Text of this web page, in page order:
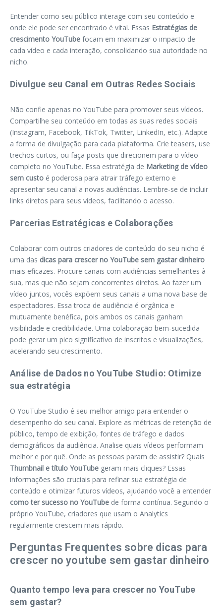
Entender como seu público interage com seu conteúdo e
onde ele pode ser encontrado é vital. Essas Estratégias de
crescimento YouTube focam em maximizar o impacto de
cada vídeo e cada interação, consolidando sua autoridade no
nicho.
Divulgue seu Canal em Outras Redes Sociais
Não confie apenas no YouTube para promover seus vídeos.
Compartilhe seu conteúdo em todas as suas redes sociais
(Instagram, Facebook, TikTok, Twitter, LinkedIn, etc.). Adapte
a forma de divulgação para cada plataforma. Crie teasers, use
trechos curtos, ou faça posts que direcionem para o vídeo
completo no YouTube. Essa estratégia de Marketing de vídeo
sem custo é poderosa para atrair tráfego externo e
apresentar seu canal a novas audiências. Lembre-se de incluir
links diretos para seus vídeos, facilitando o acesso.
Parcerias Estratégicas e Colaborações
Colaborar com outros criadores de conteúdo do seu nicho é
uma das dicas para crescer no YouTube sem gastar dinheiro
mais eficazes. Procure canais com audiências semelhantes à
sua, mas que não sejam concorrentes diretos. Ao fazer um
vídeo juntos, vocês expõem seus canais a uma nova base de
espectadores. Essa troca de audiência é orgânica e
mutuamente benéfica, pois ambos os canais ganham
visibilidade e credibilidade. Uma colaboração bem-sucedida
pode gerar um pico significativo de inscritos e visualizações,
acelerando seu crescimento.
Análise de Dados no YouTube Studio: Otimize
sua estratégia
O YouTube Studio é seu melhor amigo para entender o
desempenho do seu canal. Explore as métricas de retenção de
público, tempo de exibição, fontes de tráfego e dados
demográficos da audiência. Analise quais vídeos performam
melhor e por quê. Onde as pessoas param de assistir? Quais
Thumbnail e título YouTube geram mais cliques? Essas
informações são cruciais para refinar sua estratégia de
conteúdo e otimizar futuros vídeos, ajudando você a entender
como ter sucesso no YouTube de forma contínua. Segundo o
próprio YouTube, criadores que usam o Analytics
regularmente crescem mais rápido.
Perguntas Frequentes sobre dicas para
crescer no youtube sem gastar dinheiro
Quanto tempo leva para crescer no YouTube
sem gastar?